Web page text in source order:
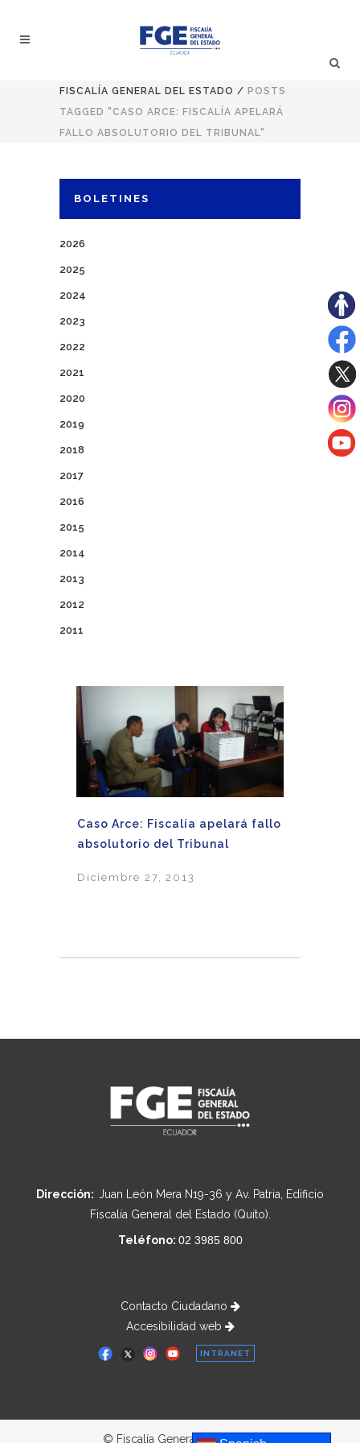
FISCALÍA GENERAL DEL ESTADO / POSTS
TAGGED "CASO ARCE: FISCALÍA APELARÁ
FALLO ABSOLUTORIO DEL TRIBUNAL"
BOLETINES
2026
2025
2024
2023
2022
2021
2020
2019
2018
2017
2016
2015
2014
2013
2012
2011
Caso Arce: Fiscalía apelará fallo
absolutorio del Tribunal
Diciembre 27, 2013
Dirección: Juan León Mera N19-36 y Av. Patria, Edificio
Fiscalía General del Estado (Quito).
Teléfono: 02 3985 800
Contacto Ciudadano
Accesibilidad web
INTRANET
© Fiscalía General del Estado